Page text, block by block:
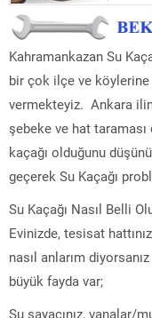
Kahramankazan Su
bir çok ilçe ve
vermekteyiz. Ankara
şebeke ve hat
kaçağı olduğunu
geçerek Su Kaçağı
Su Kaçağı Nasıl Belli
Evinizde, tesisat
nasıl anlarım
büyük fayda var;
Su sayacınız, vanalar/